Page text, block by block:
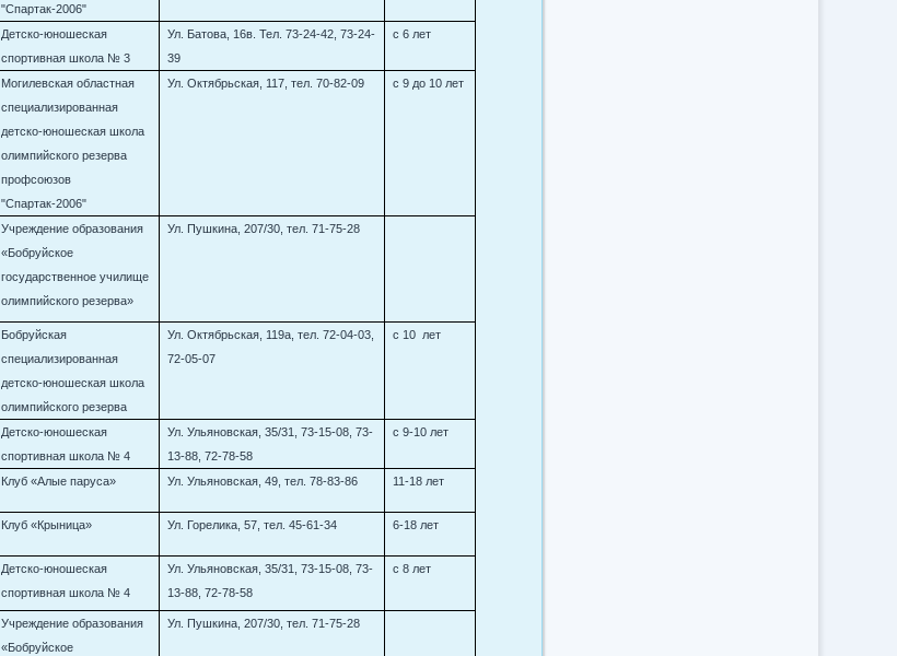
"Спартак-2006"
Детско-юношеская
спортивная школа № 3
Ул. Батова, 16в. Тел. 73-24-42, 73-24-
39
с 6 лет
Могилевская областная
специализированная
детско-юношеская школа
олимпийского резерва
профсоюзов
"Спартак-2006"
Ул. Октябрьская, 117, тел. 70-82-09 с 9 до 10 лет
Учреждение образования
«Бобруйское
государственное училище
олимпийского резерва»
Ул. Пушкина, 207/30, тел. 71-75-28
Бобруйская
специализированная
детско-юношеская школа
олимпийского резерва
Ул. Октябрьская, 119а, тел. 72-04-03,
72-05-07
с 10 лет
Детско-юношеская
спортивная школа № 4
Ул. Ульяновская, 35/31, 73-15-08, 73-
13-88, 72-78-58
с 9-10 лет
Клуб «Алые паруса» Ул. Ульяновская, 49, тел. 78-83-86 11-18 лет
Клуб «Крыница» Ул. Горелика, 57, тел. 45-61-34 6-18 лет
Детско-юношеская
спортивная школа № 4
Ул. Ульяновская, 35/31, 73-15-08, 73-
13-88, 72-78-58
с 8 лет
Учреждение образования
«Бобруйское
Ул. Пушкина, 207/30, тел. 71-75-28